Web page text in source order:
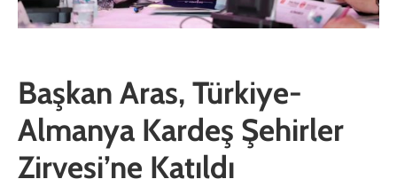
Başkan Aras, Türkiye-
Almanya Kardeş Şehirler
Zirvesi’ne Katıldı